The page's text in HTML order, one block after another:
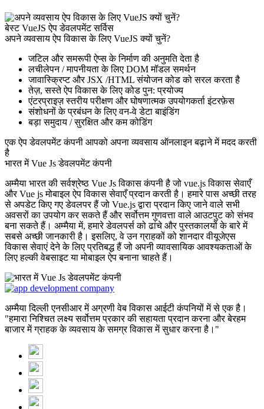
बेस्ट VueJS ऐप डेवलपमेंट सर्विस
अपने व्यवसाय ऐप विकास के लिए VueJS क्यों चुनें?
जटिल और समरूपी ऐप्स के निर्माण की अनुमति देता है
लचीलेपन / मापनीयता के लिए DOM मॉडल समर्थन
जावास्क्रिप्ट और JSX /HTML संयोजन कोड को सरल करता है
तेज़, सस्ते ऐप विकास के लिए कोड पुन: प्रयोज्य
एंटरप्राइज़ स्तरीय परीक्षण और घोषणात्मक उपयोगकर्ता इंटरफ़ेस
संशोधनों के प्रबंधन के लिए वन-वे डेटा बाइंडिंग
बड़ा समुदाय / सुरक्षित और कम कोडिंग
एक ऐप डेवलपमेंट कंपनी आपको अपना व्यवसाय ऑनलाइन बढ़ाने में मदद करती
है
भारत में Vue Js डेवलपमेंट कंपनी
अम्मैया भारत की सर्वश्रेष्ठ Vue Js विकास कंपनी है जो vue.js विकास सेवाएँ
और Vue js मोबाइल ऐप विकास सेवाएँ प्रदान करती है। हमारे पास अच्छी तरह
से अपडेट किए गए डेवलपर हैं जो Vue.js द्वारा प्रदान किए जाने वाले सभी
अवसरों का उपयोग कर सकते हैं और सर्वोत्तम गुणवत्ता वाले आउटपुट को संभव
बना सकते हैं। अम्मैया में, हमारे डेवलपर्स को ढांचे और पुस्तकालयों के बारे में
सबसे अच्छी जानकारी है। इसलिए, वे उन ग्राहकों को शानदार वीयूजेएस
विकास सेवाएं देने के लिए प्रतिबद्ध हैं जो अपनी व्यावसायिक आवश्यकताओं के
लिए हल्की वेबसाइट या मोबाइल ऐप बनाना चाहते हैं।
अम्मैया दिल्ली एनसीआर में अग्रणी वेब विकास आईटी कंपनियों में से एक है।
"हमारा निश्चित लक्ष्य सर्वोत्तम प्रकार की सहायता प्रदान करना और बेरहम
बाजार में ग्राहक के व्यवसाय के समग्र विकास में सुधार करना है।"